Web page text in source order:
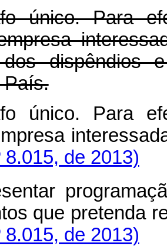
único. Para
dispêndios
País.
único. Para
8.015, de 2013)
que
8.015, de 2013)